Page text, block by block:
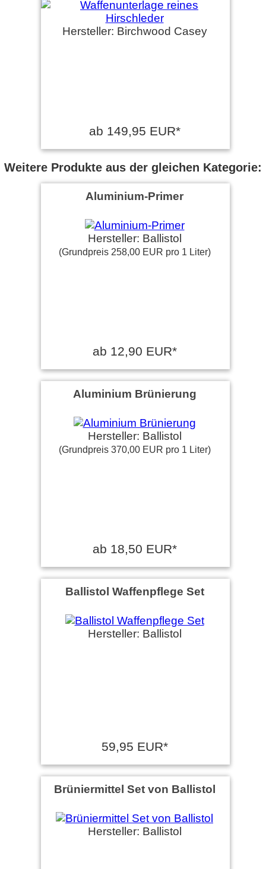
Hersteller: Birchwood Casey
ab 149,95 EUR*
Weitere Produkte aus der gleichen Kategorie:
Aluminium-Primer
Hersteller: Ballistol
(Grundpreis 258,00 EUR pro 1 Liter)
ab 12,90 EUR*
Aluminium Brünierung
Hersteller: Ballistol
(Grundpreis 370,00 EUR pro 1 Liter)
ab 18,50 EUR*
Ballistol Waffenpflege Set
Hersteller: Ballistol
59,95 EUR*
Brüniermittel Set von Ballistol
Hersteller: Ballistol